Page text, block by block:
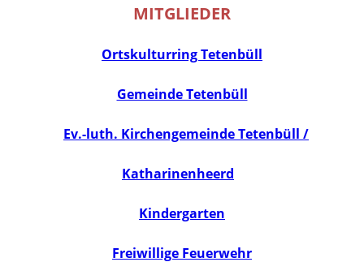
MITGLIEDER
Ortskulturring Tetenbüll
Gemeinde Tetenbüll
Ev.-luth. Kirchengemeinde Tetenbüll /
Katharinenheerd
Kindergarten
Freiwillige Feuerwehr